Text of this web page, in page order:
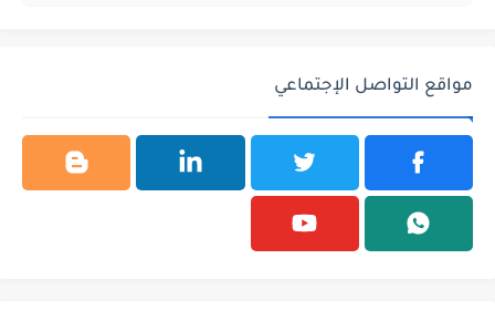
مواقع التواصل الإجتماعي